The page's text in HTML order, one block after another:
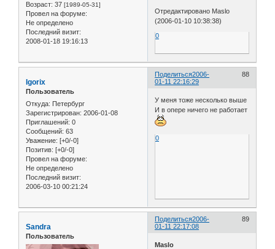
Возраст: 37 [1989-05-31]
Провел на форуме:
Не определено
Последний визит:
2008-01-18 19:16:13
Отредактировано Maslo
(2006-01-10 10:38:38)
0
Поделиться 88
2006-
01-11 22:16:29
Igorix
Пользователь
Откуда: Петербург
Зарегистрирован: 2006-01-08
Приглашений: 0
Сообщений: 63
Уважение: [+0/-0]
Позитив: [+0/-0]
Провел на форуме:
Не определено
Последний визит:
2006-03-10 00:21:24
У меня тоже несколько выше
И в опере ничего не работает
0
Поделиться 89
2006-
01-11 22:17:08
Sandra
Пользователь
Maslo